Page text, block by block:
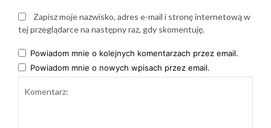
Zapisz moje nazwisko, adres e-mail i stronę internetową w
tej przeglądarce na następny raz, gdy skomentuję.
Powiadom mnie o kolejnych komentarzach przez email.
Powiadom mnie o nowych wpisach przez email.